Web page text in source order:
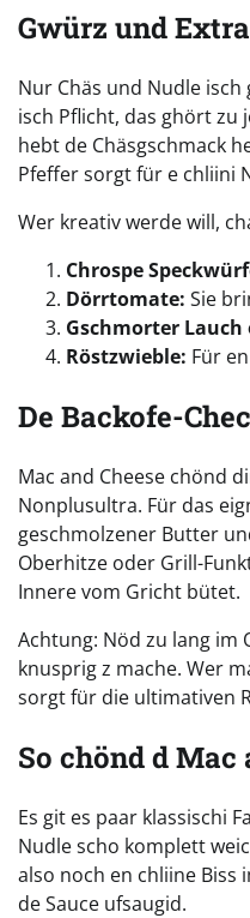
Gwürz und
Nur Chäs und Nudle
isch Pflicht, das ghört zu
hebt de Chäsgschmack
Pfeffer sorgt für e chliini
Wer kreativ werde will,
Chrospe
Dörrtomate: Sie
Gschmorter Lauch
Röstzwieble: Für
De Backofe-
Mac and Cheese chönd
Nonplusultra. Für das
geschmolzener Butter
Oberhitze oder Grill-
Innere vom Gricht bütet.
Achtung: Nöd zu lang im
knusprig z mache. Wer
sorgt für die ultimativen
So chönd d Mac
Es git es paar klassischi
Nudle scho komplett
also noch en chliine Biss
de Sauce ufsaugid.